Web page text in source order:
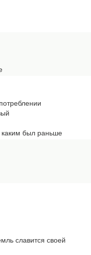
каким был раньше
славится своей